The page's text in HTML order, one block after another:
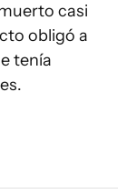
casi
obligó a
tenía